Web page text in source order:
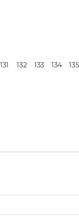
131 132 133 134 135